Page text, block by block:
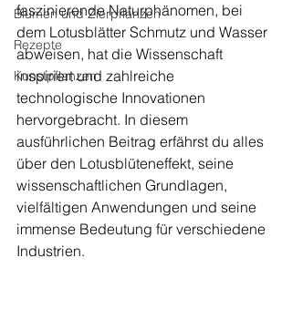
Blumen und Zierpflanzen
Rezepte
Kunstpflanzen
faszinierende Naturphänomen, bei
dem Lotusblätter Schmutz und Wasser
abweisen, hat die Wissenschaft
inspiriert und zahlreiche
technologische Innovationen
hervorgebracht. In diesem
ausführlichen Beitrag erfährst du alles
über den Lotusblüteneffekt, seine
wissenschaftlichen Grundlagen,
vielfältigen Anwendungen und seine
immense Bedeutung für verschiedene
Industrien.